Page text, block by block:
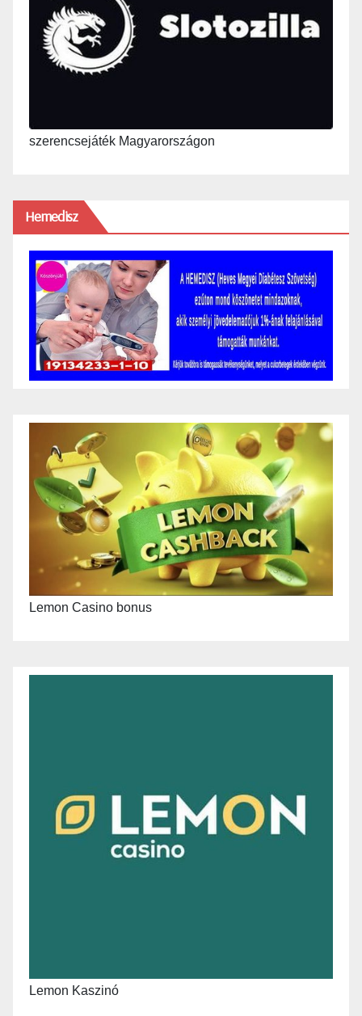
szerencsejáték Magyarországon
Hemedisz
Lemon Casino bonus
Lemon Kaszinó